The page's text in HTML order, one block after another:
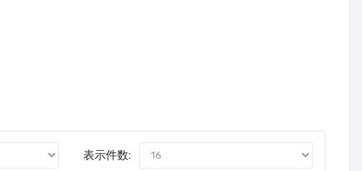
表示件数: